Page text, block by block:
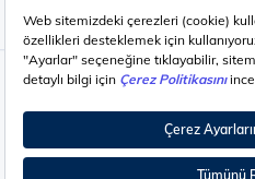
Çerez Ayarları